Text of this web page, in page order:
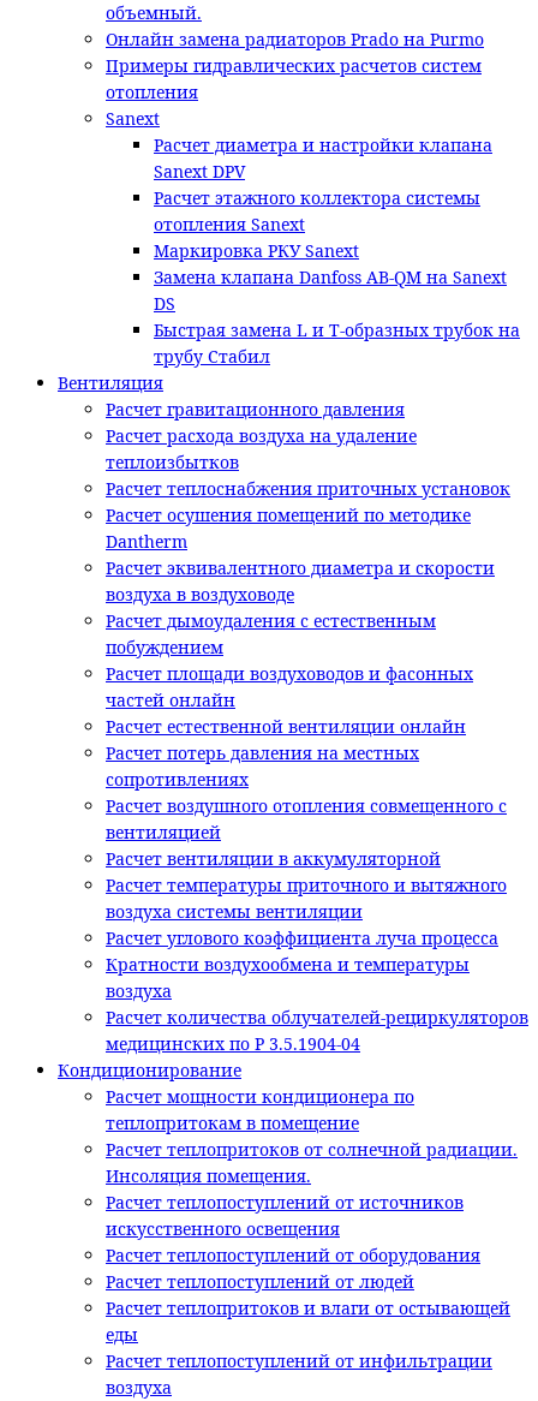
объемный.
Онлайн замена радиаторов Prado на Purmo
Примеры гидравлических расчетов систем
отопления
Sanext
Расчет диаметра и настройки клапана
Sanext DPV
Расчет этажного коллектора системы
отопления Sanext
Маркировка РКУ Sanext
Замена клапана Danfoss AB-QM на Sanext
DS
Быстрая замена L и T-образных трубок на
трубу Стабил
Вентиляция
Расчет гравитационного давления
Расчет расхода воздуха на удаление
теплоизбытков
Расчет теплоснабжения приточных установок
Расчет осушения помещений по методике
Dantherm
Расчет эквивалентного диаметра и скорости
воздуха в воздуховоде
Расчет дымоудаления с естественным
побуждением
Расчет площади воздуховодов и фасонных
частей онлайн
Расчет естественной вентиляции онлайн
Расчет потерь давления на местных
сопротивлениях
Расчет воздушного отопления совмещенного с
вентиляцией
Расчет вентиляции в аккумуляторной
Расчет температуры приточного и вытяжного
воздуха системы вентиляции
Расчет углового коэффициента луча процесса
Кратности воздухообмена и температуры
воздуха
Расчет количества облучателей-рециркуляторов
медицинских по Р 3.5.1904-04
Кондиционирование
Расчет мощности кондиционера по
теплопритокам в помещение
Расчет теплопритоков от солнечной радиации.
Инсоляция помещения.
Расчет теплопоступлений от источников
искусственного освещения
Расчет теплопоступлений от оборудования
Расчет теплопоступлений от людей
Расчет теплопритоков и влаги от остывающей
еды
Расчет теплопоступлений от инфильтрации
воздуха